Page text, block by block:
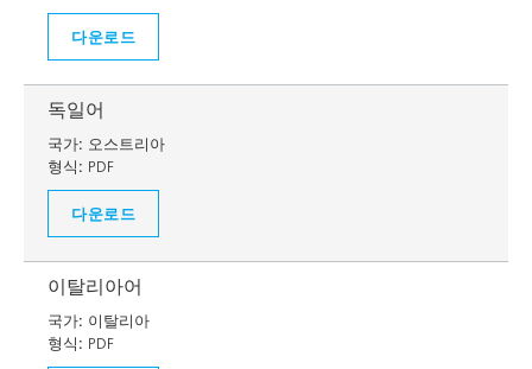
다운로드
독일어
국가: 오스트리아
형식: PDF
다운로드
이탈리아어
국가: 이탈리아
형식: PDF